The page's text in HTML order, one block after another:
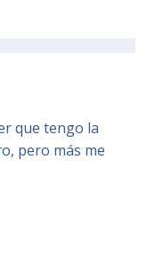
que tengo la
pero más me